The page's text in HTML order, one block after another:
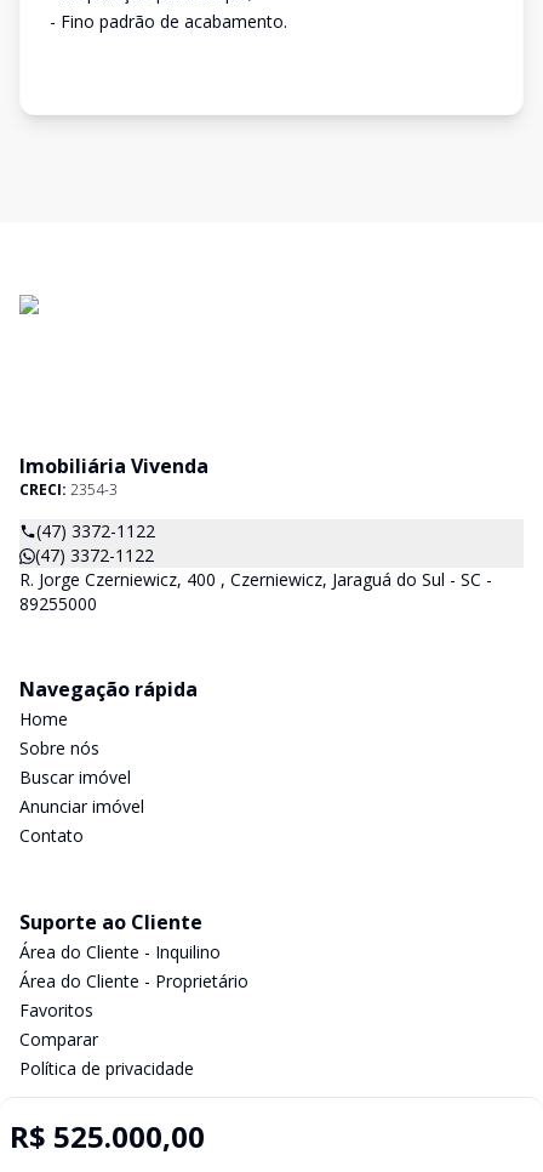
- Fino padrão de acabamento.
R$ 525.000,00
Imobiliária Vivenda
CRECI: 2354-3
(47) 3372-1122
(47) 3372-1122
R. Jorge Czerniewicz, 400 , Czerniewicz, Jaraguá do Sul - SC -
89255000
Navegação rápida
Home
Sobre nós
Buscar imóvel
Anunciar imóvel
Contato
Suporte ao Cliente
Área do Cliente - Inquilino
Área do Cliente - Proprietário
Favoritos
Comparar
Política de privacidade